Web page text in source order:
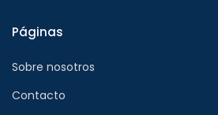
Páginas
Sobre nosotros
Contacto